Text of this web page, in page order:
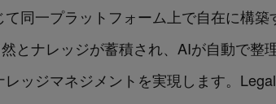
同一プラットフォーム上で自在に構
とナレッジが蓄積され、AIが自動で整
ッジマネジメントを実現します。